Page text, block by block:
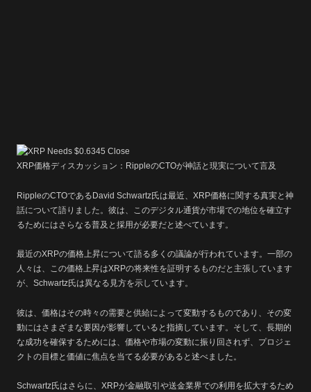
XRP価格ディスカッション：RippleのCTOが神話と現実について言及
RippleのCTOであるDavid Schwartz氏は最近、XRP価格に関する真実と神
話について語りました。彼は、このデジタル通貨が市場での地位を確立す
るためにはさらなる普及と採用が必要だと述べています。
最近のXRPの価格上昇について語る多くの議論が行われています。一部の
人々は、この価格上昇はXRPの将来性を証明するものだと主張しています
が、Schwartz氏は異なる見方を示しています。
彼は、価格はその時々の需要と供給によって変動するものであり、その変
動にはさまざまな要因が影響していると指摘しています。そして、長期的
な成功を確保するためには、価格や市場の変動に振り回されず、プロジェ
クトの目標と価値に焦点を当てる必要があると述べました。
Schwartz氏はさらに、XRPが金融取引や送金業界での利用を拡大するため